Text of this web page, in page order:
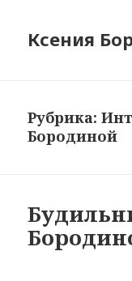
Ксения
Рубрика:
Бородиной